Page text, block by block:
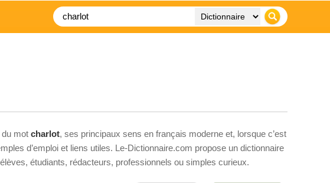
mot charlot, ses principaux sens en français moderne et, lorsque c’est
d’emploi et liens utiles. Le-Dictionnaire.com propose un dictionnaire
étudiants, rédacteurs, professionnels ou simples curieux.